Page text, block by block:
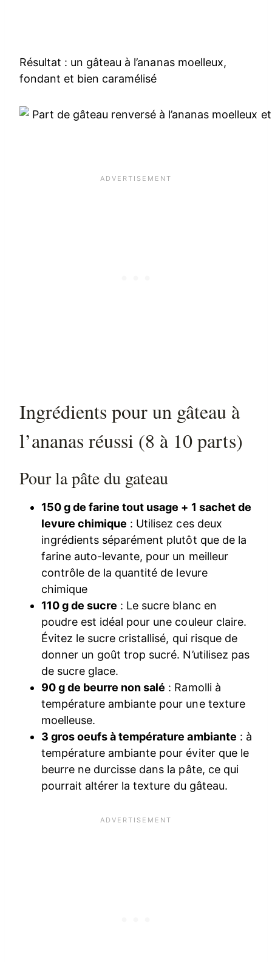
Résultat : un gâteau à l’ananas moelleux,
fondant et bien caramélisé
Ingrédients pour un gâteau à
l’ananas réussi (8 à 10 parts)
Pour la pâte du gateau
150 g de farine tout usage + 1 sachet de
levure chimique : Utilisez ces deux
ingrédients séparément plutôt que de la
farine auto-levante, pour un meilleur
contrôle de la quantité de levure
chimique
110 g de sucre : Le sucre blanc en
poudre est idéal pour une couleur claire.
Évitez le sucre cristallisé, qui risque de
donner un goût trop sucré. N’utilisez pas
de sucre glace.
90 g de beurre non salé : Ramolli à
température ambiante pour une texture
moelleuse.
3 gros oeufs à température ambiante : à
température ambiante pour éviter que le
beurre ne durcisse dans la pâte, ce qui
pourrait altérer la texture du gâteau.